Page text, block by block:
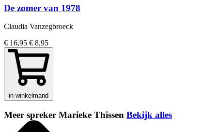
De zomer van 1978
Claudia Vanzegbroeck
€ 16,95 € 8,95
in winkelmand
Meer spreker Marieke Thissen Bekijk alles